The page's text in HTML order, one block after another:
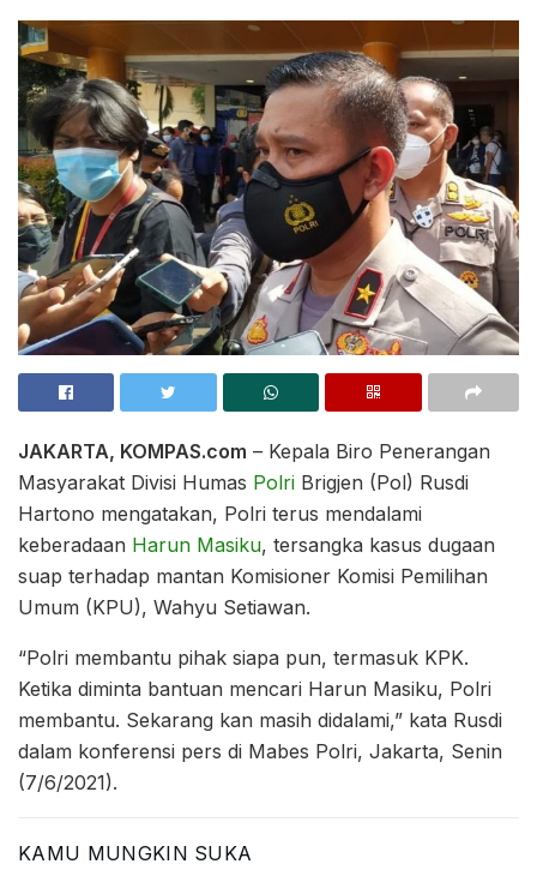
JAKARTA, KOMPAS.com – Kepala Biro Penerangan
Masyarakat Divisi Humas Polri Brigjen (Pol) Rusdi
Hartono mengatakan, Polri terus mendalami
keberadaan Harun Masiku, tersangka kasus dugaan
suap terhadap mantan Komisioner Komisi Pemilihan
Umum (KPU), Wahyu Setiawan.
“Polri membantu pihak siapa pun, termasuk KPK.
Ketika diminta bantuan mencari Harun Masiku, Polri
membantu. Sekarang kan masih didalami,” kata Rusdi
dalam konferensi pers di Mabes Polri, Jakarta, Senin
(7/6/2021).
KAMU MUNGKIN SUKA